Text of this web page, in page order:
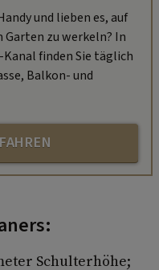
und lieben es, auf
Garten zu werkeln? In
finden Sie täglich
Balkon- und
Schulterhöhe;